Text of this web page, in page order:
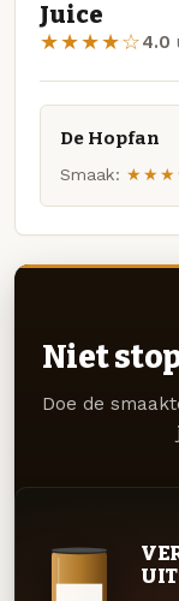
Juice
★★★★☆4.0
De Hopfan
Smaak:
Niet
Doe de